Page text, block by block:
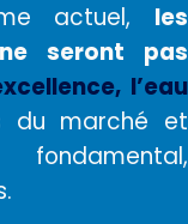
actuel, les
seront pas
l’eau
du marché et
fondamental,